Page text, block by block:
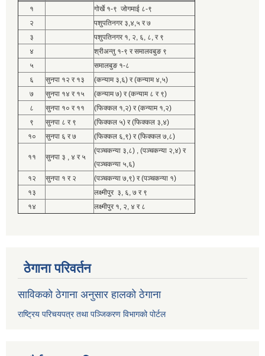
१
गोर्खे १-९ जोगमाई ८-९
२
पशुपतिनगर ३,४,५ र ७
३
पशुपतिनगर १, २, ६, ८, र ९
४
श्रीअन्तु १-९ र समालवबुङ ९
५
समालबुङ १-८
६
सुनपा १२ र १३
(कन्याम ३,६) र (कन्याम ४,५)
७
सुनपा १४ र १५
(कन्याम ७) र (कन्याम ८ र ९)
८
सुनपा १० र ११
(फिक्कल १,२) र (कन्याम १,२)
९
सुनपा ८ र ९
(फिक्कल ५) र (फिक्कल ३,४)
१०
सुनपा ६ र ७ (फिक्कल ६,९) र (फिक्कल ७,८)
११ सुनपा ३ , ४ र ५
(पञ्चकन्या ३,८) , (पञ्चकन्या २,४) र
(पञ्चकन्या ५,६)
१२
सुनपा १ र २
(पञ्चकन्या ७,९) र (पञ्चकन्या १)
१३
लक्ष्मीपुर ३, ६, ७ र ९
१४
लक्ष्मीपुर १, २, ४ र ८
ठेगाना परिवर्तन
साविकको ठेगाना अनुसार हालको ठेगाना
राष्ट्रिय परिचयपत्र तथा पञ्जिकरण विभागको पोर्टल